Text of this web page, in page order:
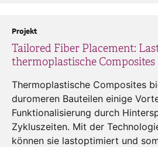
Tailored Fiber Placement:
thermoplastische Composites
Projekt
Thermoplastische Composites
duromeren Bauteilen einige
Funktionalisierung durch
Zykluszeiten. Mit der
können sie lastoptimiert und